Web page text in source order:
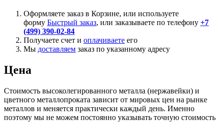
Оформляете заказ в Корзине, или используете
форму Быстрый заказ, или заказываете по телефону +7
(499) 390-02-84
Получаете счет и оплачиваете его
Мы доставляем заказ по указанному адресу
Цена
Стоимость высоколегированного металла (нержавейки) и
цветного металлопроката зависит от мировых цен на рынке
металлов и меняется практически каждый день. Именно
поэтому мы не можем постоянно указывать точную стоимость